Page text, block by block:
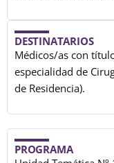
DESTINATARIOS
Médicos/as con
especialidad de
de Residencia).
PROGRAMA